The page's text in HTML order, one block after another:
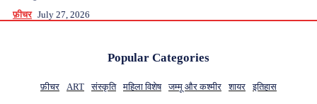
फ़ीचर July 27, 2026
Popular Categories
फ़ीचर ART संस्कृति महिला विशेष जम्मू और कश्मीर शायर इतिहास